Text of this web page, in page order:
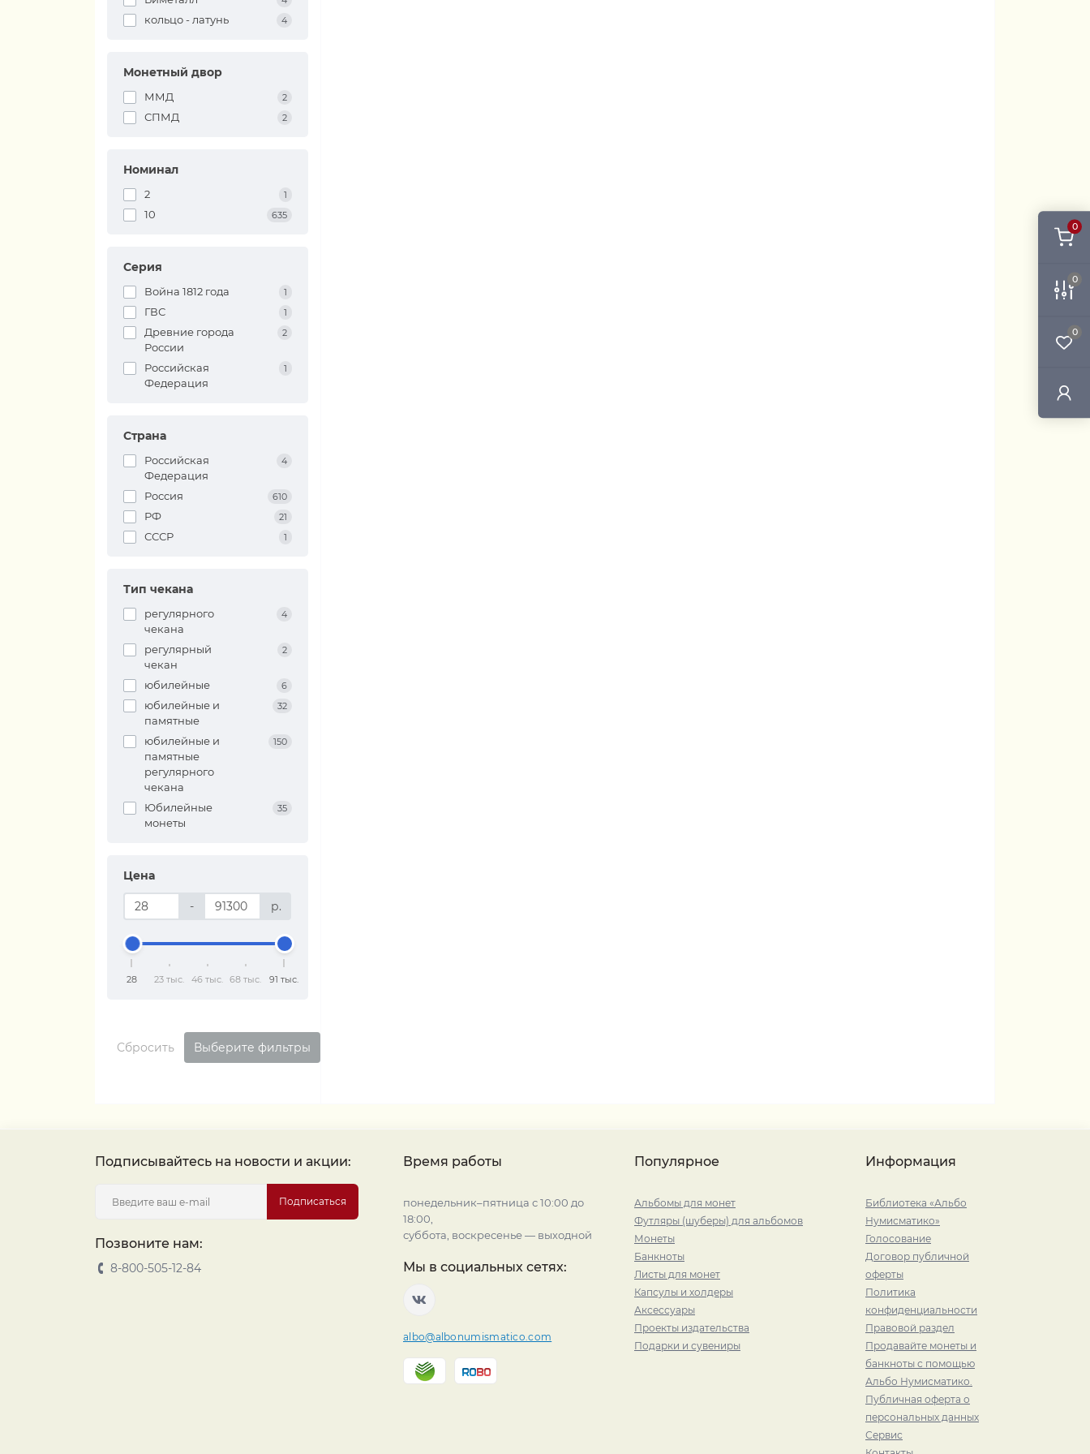
0
0
0
кольцо - латунь 4
Монетный двор
ММД 2
СПМД 2
Номинал
2 1
10 635
Серия
Война 1812 года 1
ГВС 1
Древние города
России
2
Российская
Федерация
1
Страна
Российская
Федерация
4
Россия 610
РФ 21
СССР 1
Тип чекана
регулярного
чекана
4
регулярный
чекан
2
юбилейные 6
юбилейные и
памятные
32
юбилейные и
памятные
регулярного
чекана
150
Юбилейные
монеты
35
Цена
- р.
28 23 тыс. 46 тыс. 68 тыс. 91 тыс.
Сбросить Выберите фильтры
Подписывайтесь на новости и акции:
Подписаться
Позвоните нам:
8-800-505-12-84
Время работы
понедельник–пятница с 10:00 до
18:00,
суббота, воскресенье — выходной
Мы в социальных сетях:
albo@albonumismatico.com
Популярное
Альбомы для монет
Футляры (шуберы) для альбомов
Монеты
Банкноты
Листы для монет
Капсулы и холдеры
Аксессуары
Проекты издательства
Подарки и сувениры
Информация
Библиотека «Альбо
Нумисматико»
Голосование
Договор публичной
оферты
Политика
конфиденциальности
Правовой раздел
Продавайте монеты и
банкноты с помощью
Альбо Нумисматико.
Публичная оферта о
персональных данных
Сервис